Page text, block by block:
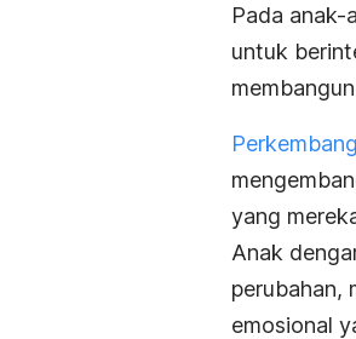
Pada anak-
untuk
yang
Anak
perubahan,
emosional